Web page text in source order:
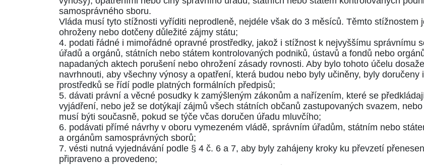
samosprávného sboru.
Vláda musí tyto stížnosti vyříditi neprodleně, nejdéle však do 3 měsíců. Těmto stížnostem
ohroženy nebo dotčeny důležité zájmy státu;
4. podati řádné i mimořádné opravné prostředky, jakož i stížnost k nejvyššímu správnímu
úřadů a orgánů, státních nebo státem kontrolovaných podniků, ústavů a fondů nebo
napadaných aktech porušení nebo ohrožení zásady rovnosti. Aby bylo tohoto účelu
navrhnouti, aby všechny výnosy a opatření, která budou nebo byly učiněny, byly
prostředků se řídí podle platných formálních předpisů;
5. dávati právní a věcné posudky k zamýšleným zákonům a nařízením, které se
vyjádření, nebo jež se dotýkají zájmů všech státních občanů zastupovaných svazem,
musí býti současně, pokud se týče včas doručen úřadu mluvčího;
6. podávati přímé návrhy v oboru vymezeném vládě, správním úřadům, státním nebo
a orgánům samosprávných sborů;
7. vésti nutná vyjednávání podle § 4 č. 6 a 7, aby byly zahájeny kroky ku převzetí
připraveno a provedeno;